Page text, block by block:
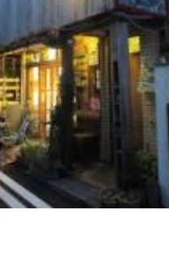
長崎県
250円 大分県
250円 鹿児島県
250円